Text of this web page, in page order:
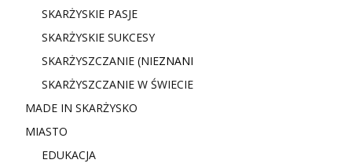
SKARŻYSKIE PASJE
SKARŻYSKIE SUKCESY
SKARŻYSZCZANIE (NIEZNANI
SKARŻYSZCZANIE W ŚWIECIE
MADE IN SKARŻYSKO
MIASTO
EDUKACJA